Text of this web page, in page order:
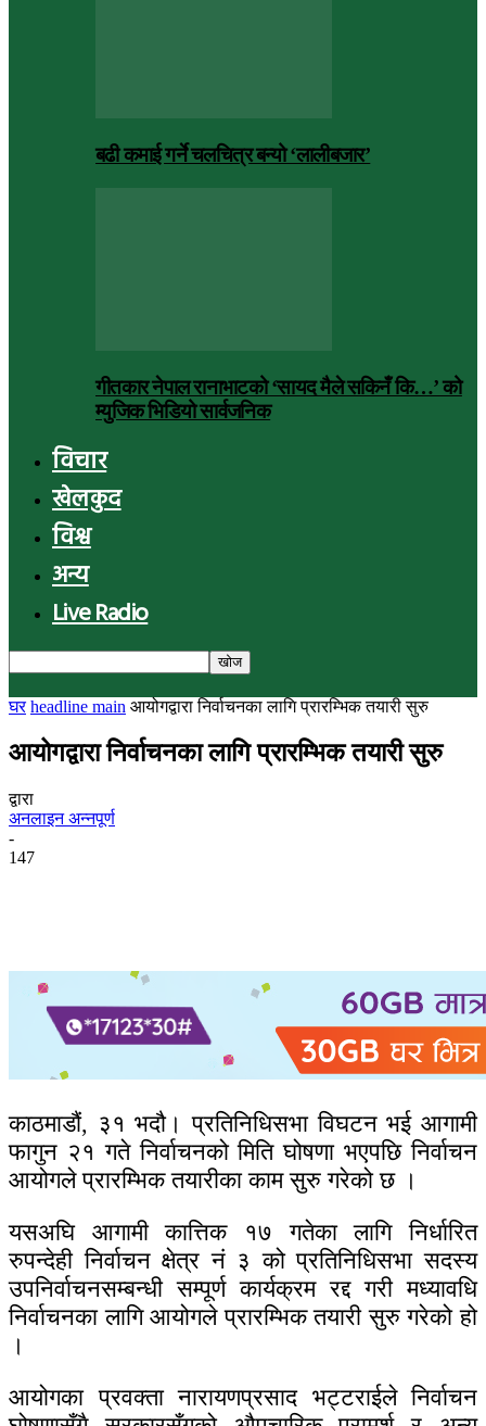
बढी कमाई गर्ने चलचित्र बन्यो ‘लालीबजार’
गीतकार नेपाल रानाभाटको ‘सायद मैले सकिनँ कि…’ को
म्युजिक भिडियो सार्वजनिक
विचार
खेलकुद
विश्व
अन्य
Live Radio
घर headline main आयोगद्वारा निर्वाचनका लागि प्रारम्भिक तयारी सुरु
आयोगद्वारा निर्वाचनका लागि प्रारम्भिक तयारी सुरु
द्वारा
अनलाइन अन्नपूर्ण
-
147
काठमाडौं, ३१ भदौ। प्रतिनिधिसभा विघटन भई आगामी
फागुन २१ गते निर्वाचनको मिति घोषणा भएपछि निर्वाचन
आयोगले प्रारम्भिक तयारीका काम सुरु गरेको छ ।
यसअघि आगामी कात्तिक १७ गतेका लागि निर्धारित
रुपन्देही निर्वाचन क्षेत्र नं ३ को प्रतिनिधिसभा सदस्य
उपनिर्वाचनसम्बन्धी सम्पूर्ण कार्यक्रम रद्द गरी मध्यावधि
निर्वाचनका लागि आयोगले प्रारम्भिक तयारी सुरु गरेको हो
।
आयोगका प्रवक्ता नारायणप्रसाद भट्टराईले निर्वाचन